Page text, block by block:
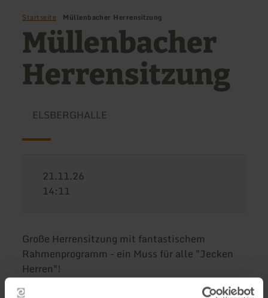
Startseite Müllenbacher Herrensitzung
Müllenbacher
Herrensitzung
ELSBERGHALLE
21.11.26
14:11
Große Herrensitzung mit fantastischem
Rahmenprogramm - ein Muss für alle "Jecken
Herren"!